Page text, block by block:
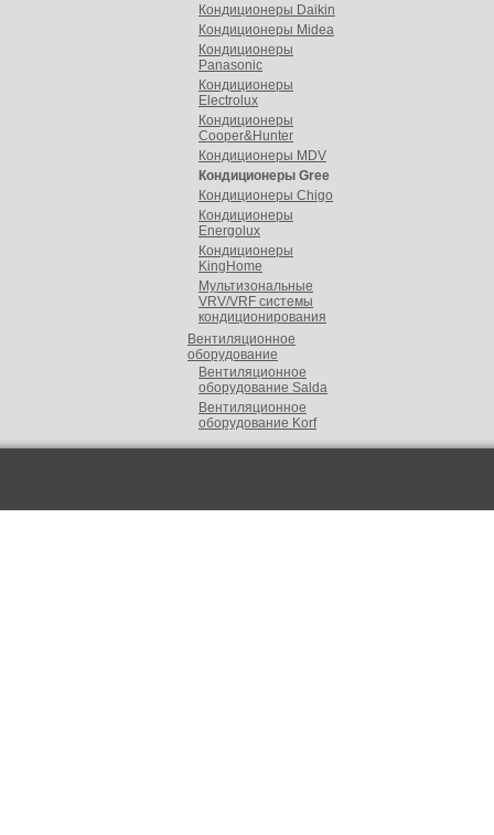
Кондиционеры Daikin
Кондиционеры Midea
Кондиционеры
Panasonic
Кондиционеры
Electrolux
Кондиционеры
Cooper&Hunter
Кондиционеры MDV
Кондиционеры Gree
Кондиционеры Chigo
Кондиционеры
Energolux
Кондиционеры
KingHome
Мультизональные
VRV/VRF cистемы
кондиционирования
Вентиляционное
оборудование
Вентиляционное
оборудование Salda
Вентиляционное
оборудование Korf